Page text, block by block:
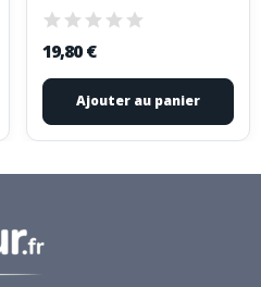
19,80 €
Ajouter au panier